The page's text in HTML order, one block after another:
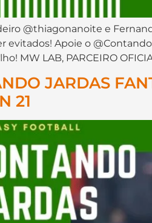
@thiagonanoite e
evitados! Apoie o
MW LAB, PARCEIRO
JARDAS
21